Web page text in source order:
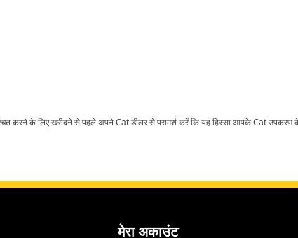
करने के लिए खरीदने से पहले अपने Cat डीलर से परामर्श करें कि यह हिस्सा आपके Cat उपकरण के
मेरा अकाउंट